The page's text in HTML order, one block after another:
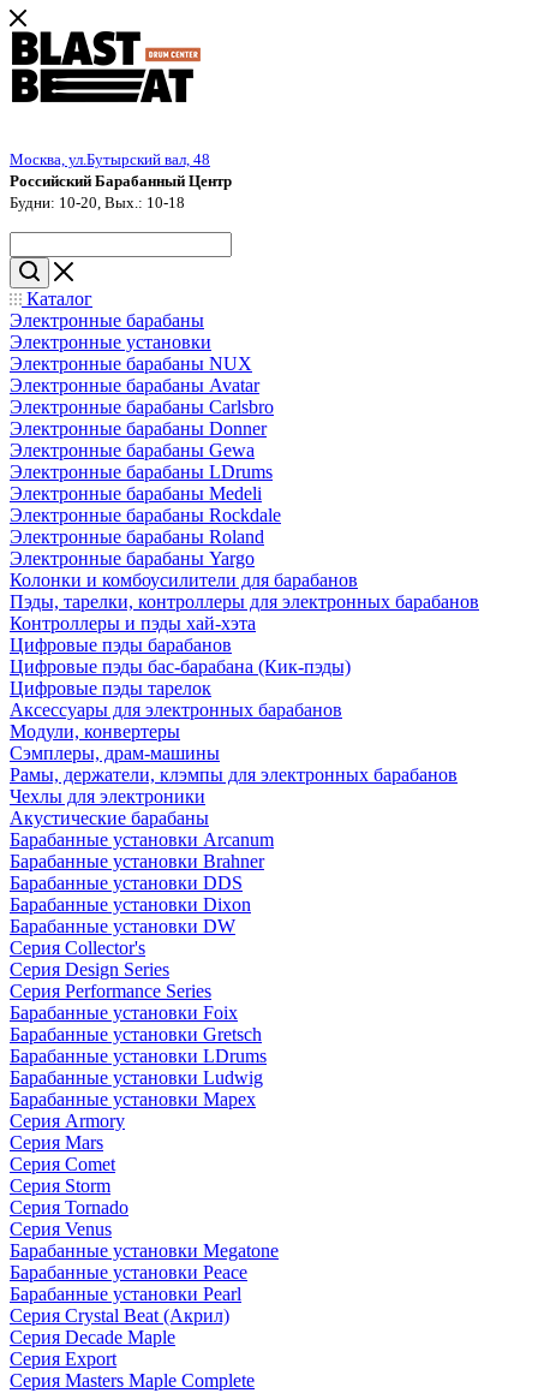
Москва, ул.Бутырский вал, 48
Российский Барабанный Центр
Будни: 10-20, Вых.: 10-18
Каталог
Электронные барабаны
Электронные установки
Электронные барабаны NUX
Электронные барабаны Avatar
Электронные барабаны Carlsbro
Электронные барабаны Donner
Электронные барабаны Gewa
Электронные барабаны LDrums
Электронные барабаны Medeli
Электронные барабаны Rockdale
Электронные барабаны Roland
Электронные барабаны Yargo
Колонки и комбоусилители для барабанов
Пэды, тарелки, контроллеры для электронных барабанов
Контроллеры и пэды хай-хэта
Цифровые пэды барабанов
Цифровые пэды бас-барабана (Кик-пэды)
Цифровые пэды тарелок
Аксессуары для электронных барабанов
Модули, конвертеры
Сэмплеры, драм-машины
Рамы, держатели, клэмпы для электронных барабанов
Чехлы для электроники
Акустические барабаны
Барабанные установки Arcanum
Барабанные установки Brahner
Барабанные установки DDS
Барабанные установки Dixon
Барабанные установки DW
Серия Collector's
Серия Design Series
Серия Performance Series
Барабанные установки Foix
Барабанные установки Gretsch
Барабанные установки LDrums
Барабанные установки Ludwig
Барабанные установки Mapex
Серия Armory
Серия Mars
Серия Comet
Серия Storm
Серия Tornado
Серия Venus
Барабанные установки Megatone
Барабанные установки Peace
Барабанные установки Pearl
Серия Crystal Beat (Акрил)
Серия Decade Maple
Серия Export
Серия Masters Maple Complete